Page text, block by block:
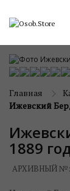
Главная
Ижевский
1889
АРХИВНЫЙ №: